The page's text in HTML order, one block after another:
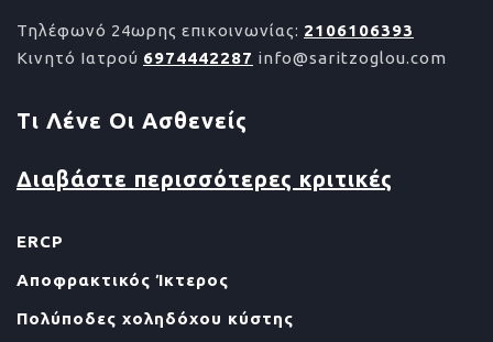
Τηλέφωνό 24ωρης επικοινωνίας: 2106106393
Κινητό Ιατρού 6974442287 info@saritzoglou.com
Τι Λένε Οι Ασθενείς
Διαβάστε περισσότερες κριτικές
ERCP
Αποφρακτικός Ίκτερος
Πολύποδες χοληδόχου κύστης